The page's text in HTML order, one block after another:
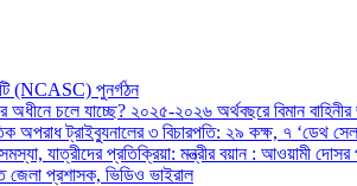
(NCASC) পুনর্গঠন
অধীনে চলে যাচ্ছে? ২০২৫-২০২৬ অর্থবছরে বিমান
অপরাধ ট্রাইব্যুনালের ৩ বিচারপতি: ২৯ কক্ষ, ৭ ‘ডেথ
সমস্যা, যাত্রীদের প্রতিক্রিয়া: মন্ত্রীর বয়ান : আওয়ামী
জেলা প্রশাসক, ভিডিও ভাইরাল